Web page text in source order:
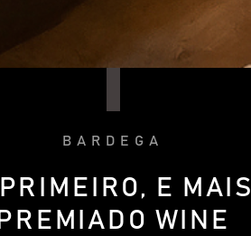
BARDEGA
E MAIS
PREMIADO WINE